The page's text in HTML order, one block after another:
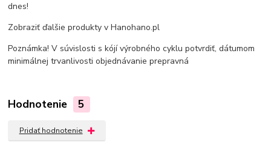
dnes!
Zobraziť ďalšie produkty v Hanohano.pl
Poznámka! V súvislosti s kójí výrobného cyklu potvrdiť, dátumom
minimálnej trvanlivosti objednávanie prepravná
Hodnotenie 5
Pridať hodnotenie